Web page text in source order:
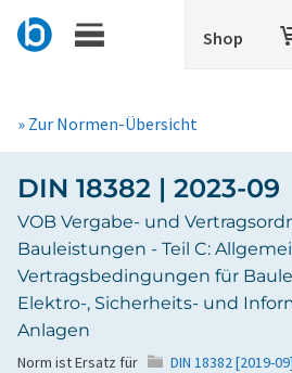
Shop
» Zur Normen-Übersicht
DIN 18382 | 2023-09
VOB Vergabe- und
Bauleistungen - Teil C:
Vertragsbedingungen für
Elektro-, Sicherheits- und
Anlagen
Norm ist Ersatz für DIN 18382 [2019-09]